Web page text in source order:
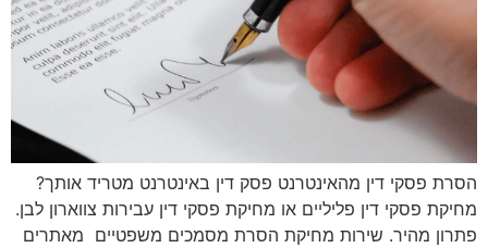
הסרת פסקי דין מהאינטרנט פסק דין באינטרנט מטריד אותך?
מחיקת פסקי דין פליליים או מחיקת פסקי דין עבירות צווארון לבן.
פתרון מהיר. שירות מחיקת הסרת מסמכים משפטיים מאתרים